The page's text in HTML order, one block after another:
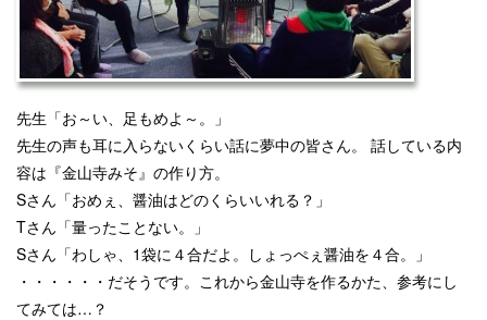
先生「お～い、足もめよ～。」
先生の声も耳に入らないくらい話に夢中の皆さん。 話している内
容は『金山寺みそ』の作り方。
Sさん「おめぇ、醤油はどのくらいいれる？」
Tさん「量ったことない。」
Sさん「わしゃ、1袋に４合だよ。しょっぺぇ醤油を４合。」
・・・・・・だそうです。これから金山寺を作るかた、参考にし
てみては…？